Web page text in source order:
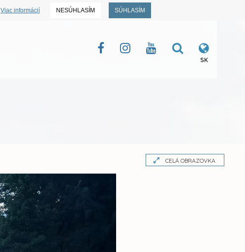
Viac informácií NESÚHLASÍM SÚHLASÍM
SK
CELÁ OBRAZOVKA